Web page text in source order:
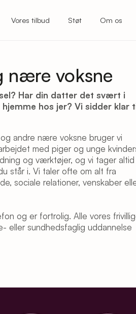
Vores tilbud Støt Om os
nære voksne
Har din datter det svært i
hos jer? Vi sidder klar
andre nære voksne bruger vi
med piger og unge
og værktøjer, og vi tager altid
står i. Vi taler ofte om alt fra
sociale relationer, venskaber
og er fortrolig. Alle vores
eller sundhedsfaglig uddannelse